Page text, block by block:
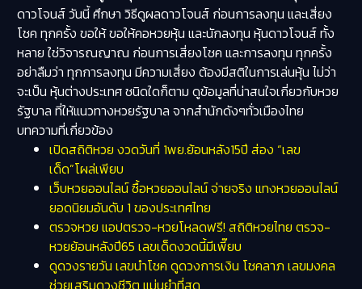
ดาวโจนส์ วันนี้ ศึกษา วิธีดูผลดาวโจนส์ ก่อนการลงทุน และเสี่ยง
โชค ทุกครั้ง ขอให้ ขอให้คอหวยหุ้น และนักลงทุน หุ้นดาวโจนส์ ทั้ง
หลาย ใช่วิจารณญาณ ก่อนการเสี่ยงโชค และการลงทุน ทุกครั้ง
อย่าลืมว่า ทุกการลงทุน มีความเสี่ยง ต้องมีสติในการเล่นหุ้น ไม่ว่า
จะเป็น หุ้นต่างประเทศ ชนิดใดก็ตาม ดูข้อมูลที่น่าสนใจเกี่ยวกับหวย
รัฐบาล ที่ให้แนวทางหวยรัฐบาล จากสำนักดังๆทั่วเมืองไทย
บทความที่เกี่ยวข้อง
เปิดสถิติหวย งวดวันที่ 1พย.ย้อนหลัง15ปี ส่อง “เลข
เด็ด”โผล่เพียบ
เว็บหวยออนไลน์ ซื้อหวยออนไลน์ จ่ายจริง แทงหวยออนไลน์
ยอดนิยมอันดับ 1 ของประเทศไทย
ตรวจหวย แอปตรวจ-หวยโหลดฟรี! สถิติหวยไทย ตรวจ-
หวยย้อนหลังปี65 เลขเด็ดงวดนี้มีเพี๊ยบ
ดูดวงรายวัน เลขนำโชค ดูดวงการเงิน โชคลาภ เลขมงคล